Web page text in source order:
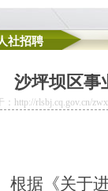
公开招聘工作人员拟聘
进材料、人工智能等领
目
态环境保护课
社招聘
沙坪坝区事
：http://rlsbj.cq.gov.cn/
根据《关于